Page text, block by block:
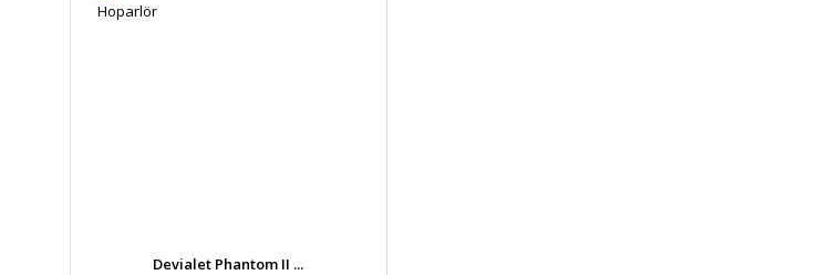
Devialet Phantom II ...